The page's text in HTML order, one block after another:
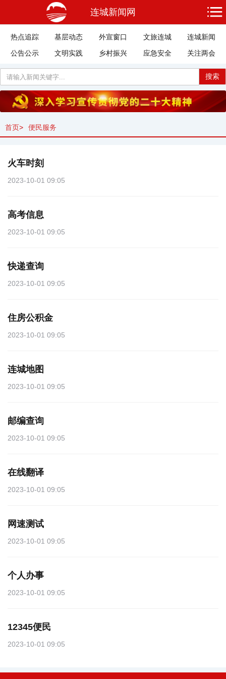
连城新闻网
热点追踪 基层动态 外宣窗口 文旅连城
连城新闻
公告公示
文明实践 乡村振兴 应急安全 关注两会
搜索
首页> 便民服务
火车时刻
2023-10-01 09:05
高考信息
2023-10-01 09:05
快递查询
2023-10-01 09:05
住房公积金
2023-10-01 09:05
连城地图
2023-10-01 09:05
邮编查询
2023-10-01 09:05
在线翻译
2023-10-01 09:05
网速测试
2023-10-01 09:05
个人办事
2023-10-01 09:05
12345便民
2023-10-01 09:05